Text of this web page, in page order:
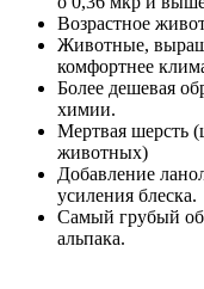
Возрастное
Животные,
комфортнее
Более дешевая
химии.
Мертвая шерсть
животных)
Добавление
усиления блеска.
Самый грубый
альпака.